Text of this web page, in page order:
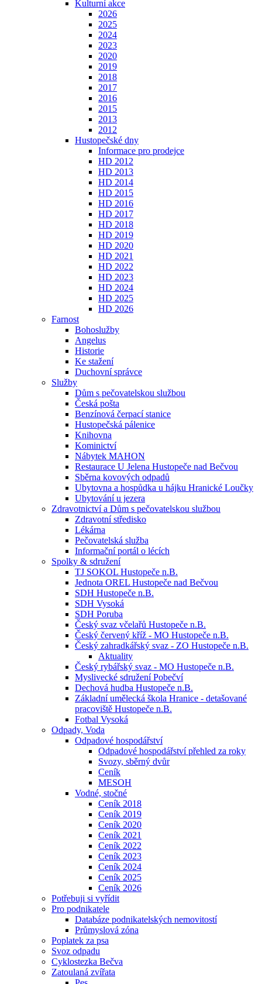
Kulturní akce
2026
2025
2024
2023
2020
2019
2018
2017
2016
2015
2013
2012
Hustopečské dny
Informace pro prodejce
HD 2012
HD 2013
HD 2014
HD 2015
HD 2016
HD 2017
HD 2018
HD 2019
HD 2020
HD 2021
HD 2022
HD 2023
HD 2024
HD 2025
HD 2026
Farnost
Bohoslužby
Angelus
Historie
Ke stažení
Duchovní správce
Služby
Dům s pečovatelskou službou
Česká pošta
Benzínová čerpací stanice
Hustopečská pálenice
Knihovna
Kominictví
Nábytek MAHON
Restaurace U Jelena Hustopeče nad Bečvou
Sběrna kovových odpadů
Ubytovna a hospůdka u hájku Hranické Loučky
Ubytování u jezera
Zdravotnictví a Dům s pečovatelskou službou
Zdravotní středisko
Lékárna
Pečovatelská služba
Informační portál o lécích
Spolky & sdružení
TJ SOKOL Hustopeče n.B.
Jednota OREL Hustopeče nad Bečvou
SDH Hustopeče n.B.
SDH Vysoká
SDH Poruba
Český svaz včelařů Hustopeče n.B.
Český červený kříž - MO Hustopeče n.B.
Český zahradkářský svaz - ZO Hustopeče n.B.
Aktuality
Český rybářský svaz - MO Hustopeče n.B.
Myslivecké sdružení Pobečví
Dechová hudba Hustopeče n.B.
Základní umělecká škola Hranice - detašované
pracoviště Hustopeče n.B.
Fotbal Vysoká
Odpady, Voda
Odpadové hospodářství
Odpadové hospodářství přehled za roky
Svozy, sběrný dvůr
Ceník
MESOH
Vodné, stočné
Ceník 2018
Ceník 2019
Ceník 2020
Ceník 2021
Ceník 2022
Ceník 2023
Ceník 2024
Ceník 2025
Ceník 2026
Potřebuji si vyřídit
Pro podnikatele
Databáze podnikatelských nemovitostí
Průmyslová zóna
Poplatek za psa
Svoz odpadu
Cyklostezka Bečva
Zatoulaná zvířata